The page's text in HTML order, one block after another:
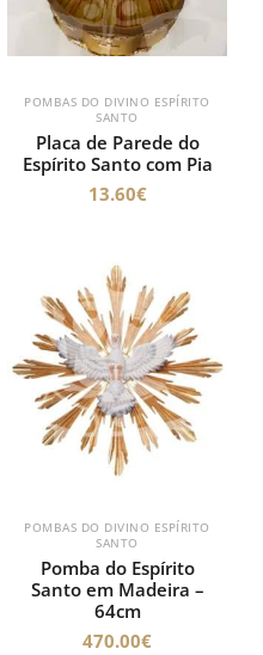
POMBAS DO DIVINO ESPÍRITO
SANTO
Placa de Parede do
Espírito Santo com Pia
13.60€
POMBAS DO DIVINO ESPÍRITO
SANTO
Pomba do Espírito
Santo em Madeira –
64cm
470.00€